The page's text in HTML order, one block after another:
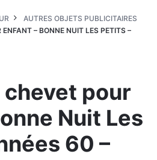
AUTRES OBJETS PUBLICITAIRES
– BONNE NUIT LES PETITS –
chevet pour
Nuit Les
60 –